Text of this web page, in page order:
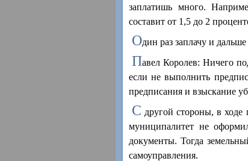
заплатишь много.
составит от 1,5 до 2
Один раз заплачу и
Павел Королев: Ничего
если не выполнить
предписания и взыскание
С другой стороны, в ходе
муниципалитет не
документы. Тогда
самоуправления.